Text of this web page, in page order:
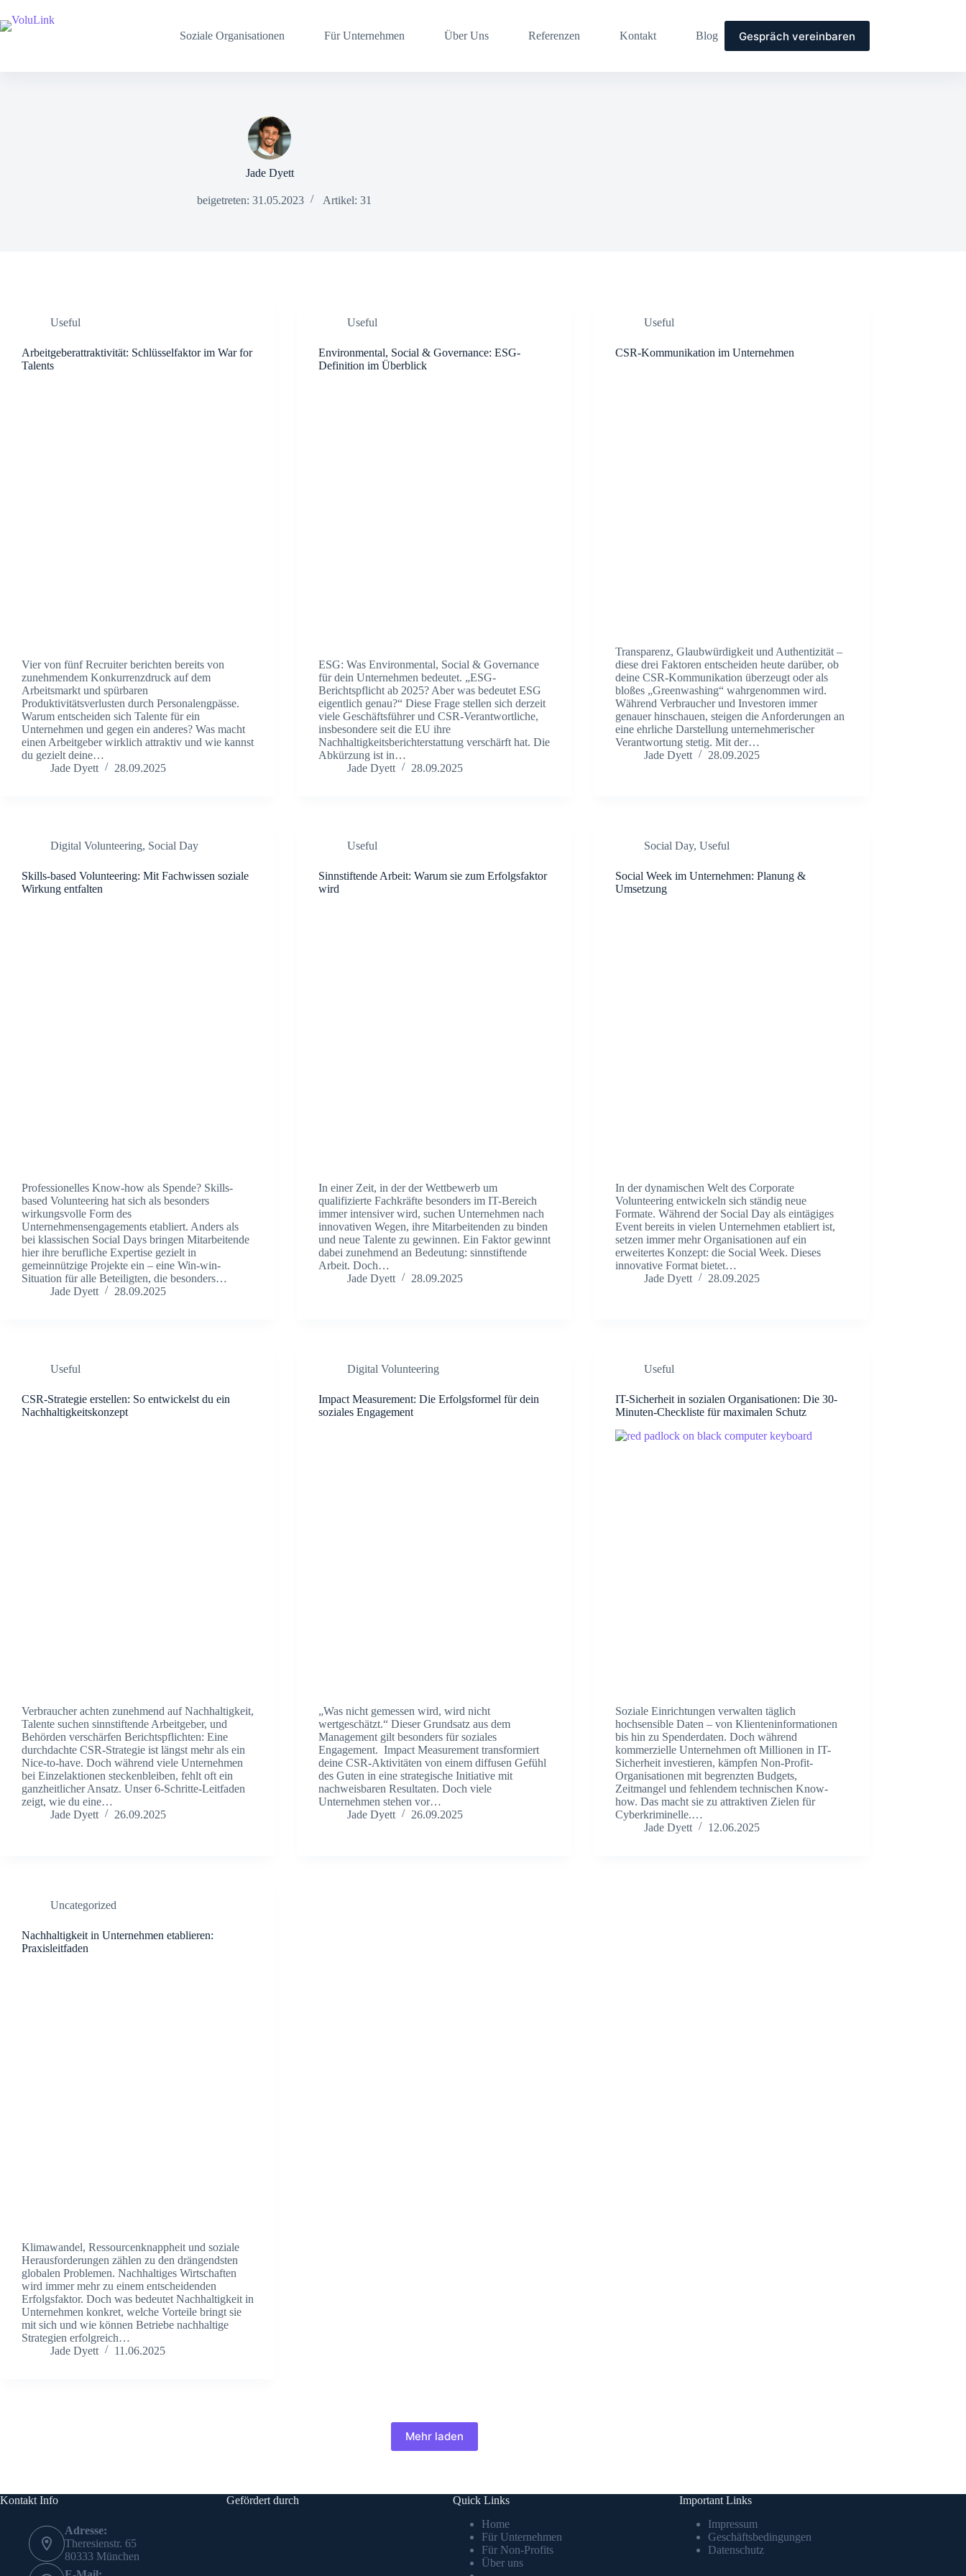
Inhalt
springen
Soziale Organisationen Für Unternehmen Über Uns Referenzen Kontakt Blog Gespräch vereinbaren
Jade Dyett
beigetreten: 31.05.2023 Artikel: 31
Useful
Arbeitgeberattraktivität: Schlüsselfaktor im War for
Talents
Vier von fünf Recruiter berichten bereits von
zunehmendem Konkurrenzdruck auf dem
Arbeitsmarkt und spürbaren
Produktivitätsverlusten durch Personalengpässe.
Warum entscheiden sich Talente für ein
Unternehmen und gegen ein anderes? Was macht
einen Arbeitgeber wirklich attraktiv und wie kannst
du gezielt deine…
Jade Dyett
28.09.2025
Useful
Environmental, Social & Governance: ESG-
Definition im Überblick
ESG: Was Environmental, Social & Governance
für dein Unternehmen bedeutet. „ESG-
Berichtspflicht ab 2025? Aber was bedeutet ESG
eigentlich genau?“ Diese Frage stellen sich derzeit
viele Geschäftsführer und CSR-Verantwortliche,
insbesondere seit die EU ihre
Nachhaltigkeitsberichterstattung verschärft hat. Die
Abkürzung ist in…
Jade Dyett
28.09.2025
Useful
CSR-Kommunikation im Unternehmen
Transparenz, Glaubwürdigkeit und Authentizität –
diese drei Faktoren entscheiden heute darüber, ob
deine CSR-Kommunikation überzeugt oder als
bloßes „Greenwashing“ wahrgenommen wird.
Während Verbraucher und Investoren immer
genauer hinschauen, steigen die Anforderungen an
eine ehrliche Darstellung unternehmerischer
Verantwortung stetig. Mit der…
Jade Dyett
28.09.2025
Digital Volunteering, Social Day
Skills-based Volunteering: Mit Fachwissen soziale
Wirkung entfalten
Professionelles Know-how als Spende? Skills-
based Volunteering hat sich als besonders
wirkungsvolle Form des
Unternehmensengagements etabliert. Anders als
bei klassischen Social Days bringen Mitarbeitende
hier ihre berufliche Expertise gezielt in
gemeinnützige Projekte ein – eine Win-win-
Situation für alle Beteiligten, die besonders…
Jade Dyett
28.09.2025
Useful
Sinnstiftende Arbeit: Warum sie zum Erfolgsfaktor
wird
In einer Zeit, in der der Wettbewerb um
qualifizierte Fachkräfte besonders im IT-Bereich
immer intensiver wird, suchen Unternehmen nach
innovativen Wegen, ihre Mitarbeitenden zu binden
und neue Talente zu gewinnen. Ein Faktor gewinnt
dabei zunehmend an Bedeutung: sinnstiftende
Arbeit. Doch…
Jade Dyett
28.09.2025
Social Day,Useful
Social Week im Unternehmen: Planung &
Umsetzung
In der dynamischen Welt des Corporate
Volunteering entwickeln sich ständig neue
Formate. Während der Social Day als eintägiges
Event bereits in vielen Unternehmen etabliert ist,
setzen immer mehr Organisationen auf ein
erweitertes Konzept: die Social Week. Dieses
innovative Format bietet…
Jade Dyett
28.09.2025
Useful
CSR-Strategie erstellen: So entwickelst du ein
Nachhaltigkeitskonzept
Verbraucher achten zunehmend auf Nachhaltigkeit,
Talente suchen sinnstiftende Arbeitgeber, und
Behörden verschärfen Berichtspflichten: Eine
durchdachte CSR-Strategie ist längst mehr als ein
Nice-to-have. Doch während viele Unternehmen
bei Einzelaktionen steckenbleiben, fehlt oft ein
ganzheitlicher Ansatz. Unser 6-Schritte-Leitfaden
zeigt, wie du eine…
Jade Dyett
26.09.2025
Digital Volunteering
Impact Measurement: Die Erfolgsformel für dein
soziales Engagement
„Was nicht gemessen wird, wird nicht
wertgeschätzt.“ Dieser Grundsatz aus dem
Management gilt besonders für soziales
Engagement. Impact Measurement transformiert
deine CSR-Aktivitäten von einem diffusen Gefühl
des Guten in eine strategische Initiative mit
nachweisbaren Resultaten. Doch viele
Unternehmen stehen vor…
Jade Dyett
26.09.2025
Useful
IT-Sicherheit in sozialen Organisationen: Die 30-
Minuten-Checkliste für maximalen Schutz
Soziale Einrichtungen verwalten täglich
hochsensible Daten – von Klienteninformationen
bis hin zu Spenderdaten. Doch während
kommerzielle Unternehmen oft Millionen in IT-
Sicherheit investieren, kämpfen Non-Profit-
Organisationen mit begrenzten Budgets,
Zeitmangel und fehlendem technischen Know-
how. Das macht sie zu attraktiven Zielen für
Cyberkriminelle.…
Jade Dyett
12.06.2025
Uncategorized
Nachhaltigkeit in Unternehmen etablieren:
Praxisleitfaden
Klimawandel, Ressourcenknappheit und soziale
Herausforderungen zählen zu den drängendsten
globalen Problemen. Nachhaltiges Wirtschaften
wird immer mehr zu einem entscheidenden
Erfolgsfaktor. Doch was bedeutet Nachhaltigkeit in
Unternehmen konkret, welche Vorteile bringt sie
mit sich und wie können Betriebe nachhaltige
Strategien erfolgreich…
Jade Dyett
11.06.2025
Mehr laden
Kontakt Info
Adresse:
Theresienstr. 65
80333 München
Gefördert durch
Quick Links
Home
Für Unternehmen
Für Non-Profits
Über uns
Important Links
Impressum
Geschäftsbedingungen
Datenschutz